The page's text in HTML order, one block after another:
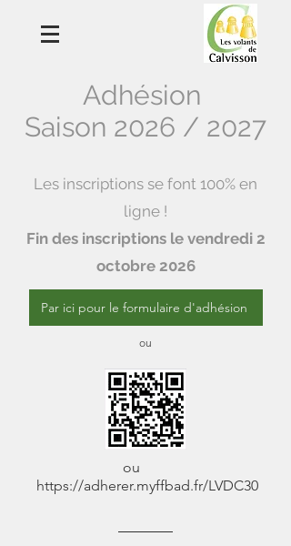
Adhésion
Saison 2026 / 2027
Les inscriptions se font 100% en
ligne !
Fin des inscriptions le vendredi 2
octobre 2026​
Par ici pour le formulaire d'adhésion
ou
ou
https://adherer.myffbad.fr/LVDC30